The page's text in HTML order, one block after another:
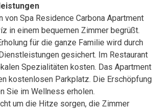
von Spa Residence Carbona Apartment
in einem bequemen Zimmer begrüßt.
für die ganze Familie wird durch
gesichert. Im Restaurant
Spezialitäten kosten. Das Apartment
kostenlosen Parkplatz. Die Erschöpfung
Sie im Wellness erholen.
um die Hitze sorgen, die Zimmer